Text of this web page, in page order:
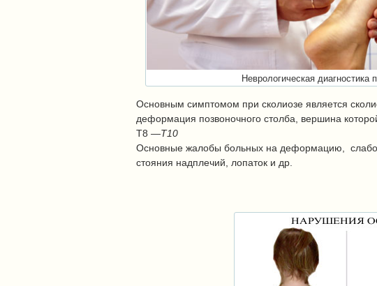
Неврологическая диагностика
Основным симптомом при сколиозе является
деформация позвоночного столба, вершина
Т8 —Т10
Основные жалобы больных на деформацию,
стояния надплечий, лопаток и др.